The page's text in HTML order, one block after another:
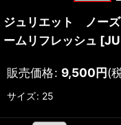
ジュリエット ノー
ームリフレッシュ [
販売価格: 9,500円(
サイズ: 25